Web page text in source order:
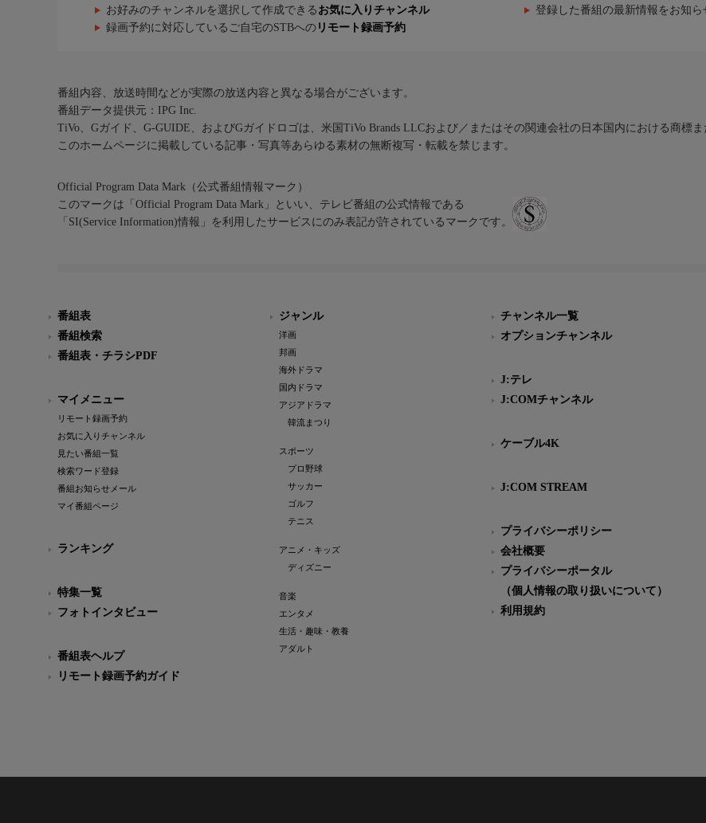
お好みのチャンネルを選択して作成できる お気に入りチャンネル 登録した番組の最新情報をお知ら
録画予約に対応しているご自宅のSTBへの リモート録画予約
番組内容、放送時間などが実際の放送内容と異なる場合がございます。
番組データ提供元：IPG Inc.
TiVo、Gガイド、G-GUIDE、およびGガイドロゴは、米国TiVo Brands LLCおよび／またはその関連会社の日本国内における商標ま
このホームページに掲載している記事・写真等あらゆる素材の無断複写・転載を禁じます。
Official Program Data Mark（公式番組情報マーク）
このマークは「Official Program Data Mark」といい、テレビ番組の公式情報である
「SI(Service Information)情報」を利用したサービスにのみ表記が許されているマークです。
番組表
番組検索
番組表・チラシPDF
マイメニュー
リモート録画予約
お気に入りチャンネル
見たい番組一覧
検索ワード登録
番組お知らせメール
マイ番組ページ
ランキング
特集一覧
フォトインタビュー
番組表ヘルプ
リモート録画予約ガイド
ジャンル
洋画
邦画
海外ドラマ
国内ドラマ
アジアドラマ
韓流まつり
スポーツ
プロ野球
サッカー
ゴルフ
テニス
アニメ・キッズ
ディズニー
音楽
エンタメ
生活・趣味・教養
アダルト
チャンネル一覧
オプションチャンネル
J:テレ
J:COMチャンネル
ケーブル4K
J:COM STREAM
プライバシーポリシー
会社概要
プライバシーポータル
（個人情報の取り扱いについて）
利用規約